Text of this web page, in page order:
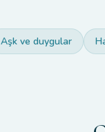
Aşk ve duygular